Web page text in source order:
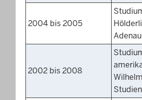
2004 bis 2005
2002 bis 2008